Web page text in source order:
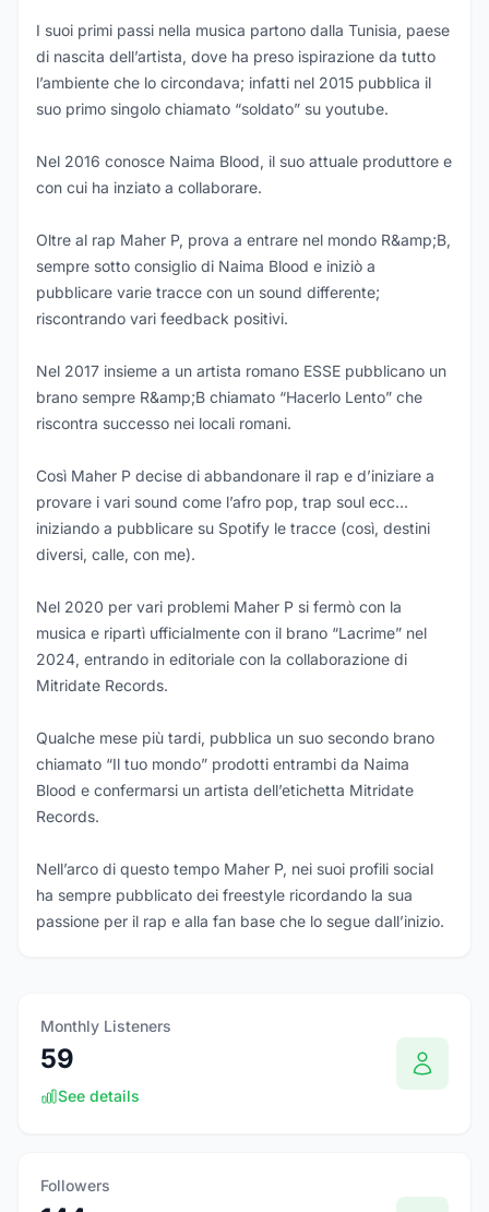
I suoi primi passi nella musica partono dalla Tunisia, paese
di nascita dell’artista, dove ha preso ispirazione da tutto
l’ambiente che lo circondava; infatti nel 2015 pubblica il
suo primo singolo chiamato “soldato” su youtube.
Nel 2016 conosce Naima Blood, il suo attuale produttore e
con cui ha inziato a collaborare.
Oltre al rap Maher P, prova a entrare nel mondo R&amp;B,
sempre sotto consiglio di Naima Blood e iniziò a
pubblicare varie tracce con un sound differente;
riscontrando vari feedback positivi.
Nel 2017 insieme a un artista romano ESSE pubblicano un
brano sempre R&amp;B chiamato “Hacerlo Lento” che
riscontra successo nei locali romani.
Così Maher P decise di abbandonare il rap e d’iniziare a
provare i vari sound come l’afro pop, trap soul ecc…
iniziando a pubblicare su Spotify le tracce (così, destini
diversi, calle, con me).
Nel 2020 per vari problemi Maher P si fermò con la
musica e ripartì ufficialmente con il brano “Lacrime” nel
2024, entrando in editoriale con la collaborazione di
Mitridate Records.
Qualche mese più tardi, pubblica un suo secondo brano
chiamato “Il tuo mondo” prodotti entrambi da Naima
Blood e confermarsi un artista dell’etichetta Mitridate
Records.
Nell’arco di questo tempo Maher P, nei suoi profili social
ha sempre pubblicato dei freestyle ricordando la sua
passione per il rap e alla fan base che lo segue dall’inizio.
Monthly Listeners
59
See details
Followers